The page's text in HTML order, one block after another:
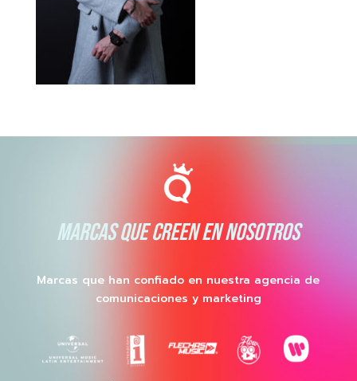
MARCAS QUE CREEN EN NOSOTROS
Marcas que han confiado en nuestra agencia de
comunicaciones y marketing